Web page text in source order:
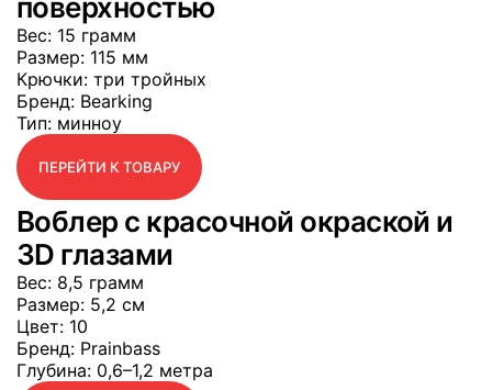
поверхностью
Вес: 15 грамм
Размер: 115 мм
Крючки: три тройных
Бренд: Bearking
Тип: минноу
ПЕРЕЙТИ К ТОВАРУ
Воблер с красочной окраской и
3D глазами
Вес: 8,5 грамм
Размер: 5,2 см
Цвет: 10
Бренд: Prainbass
Глубина: 0,6–1,2 метра